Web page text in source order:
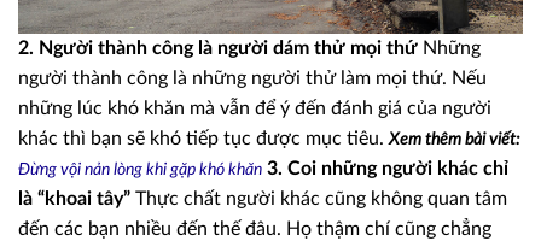
2. Người thành công là người dám thử mọi thứ Những
người thành công là những người thử làm mọi thứ. Nếu
những lúc khó khăn mà vẫn để ý đến đánh giá của người
khác thì bạn sẽ khó tiếp tục được mục tiêu. Xem thêm bài viết:
Đừng vội nản lòng khi gặp khó khăn 3. Coi những người khác chỉ
là “khoai tây” Thực chất người khác cũng không quan tâm
đến các bạn nhiều đến thế đâu. Họ thậm chí cũng chẳng